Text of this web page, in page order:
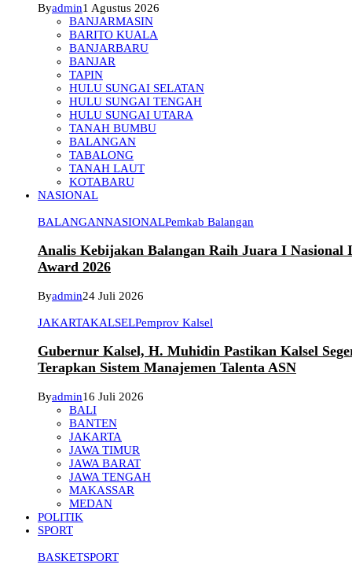
Byadmin1 Agustus 2026
BANJARMASIN
BARITO KUALA
BANJARBARU
BANJAR
TAPIN
HULU SUNGAI SELATAN
HULU SUNGAI TENGAH
HULU SUNGAI UTARA
TANAH BUMBU
BALANGAN
TABALONG
TANAH LAUT
KOTABARU
NASIONAL
BALANGANNASIONALPemkab Balangan
Analis Kebijakan Balangan Raih Juara I Nasional
Award 2026
Byadmin24 Juli 2026
JAKARTAKALSELPemprov Kalsel
Gubernur Kalsel, H. Muhidin Pastikan Kalsel
Terapkan Sistem Manajemen Talenta ASN
Byadmin16 Juli 2026
BALI
BANTEN
JAKARTA
JAWA TIMUR
JAWA BARAT
JAWA TENGAH
MAKASSAR
MEDAN
POLITIK
SPORT
BASKETSPORT